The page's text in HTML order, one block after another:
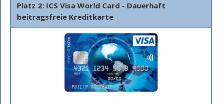
Platz 2: ICS Visa World Card - Dauerhaft
beitragsfreie Kreditkarte